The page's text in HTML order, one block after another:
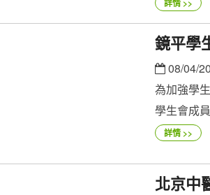
詳情 >>
鏡平學
08/04/
為加強學
學生會成
詳情 >>
北京中